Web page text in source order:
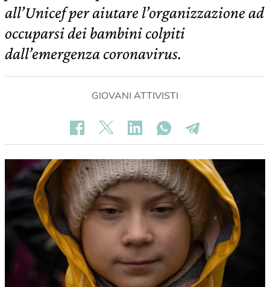
all’Unicef per aiutare l’organizzazione ad
occuparsi dei bambini colpiti
dall’emergenza coronavirus.
GIOVANI ATTIVISTI